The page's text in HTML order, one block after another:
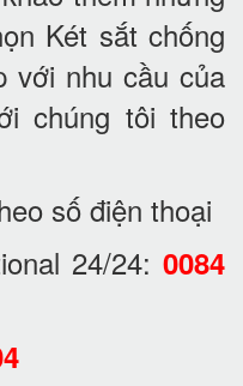
Két sắt chống
với nhu cầu của
chúng tôi theo
số điện thoại
24/24: 0084